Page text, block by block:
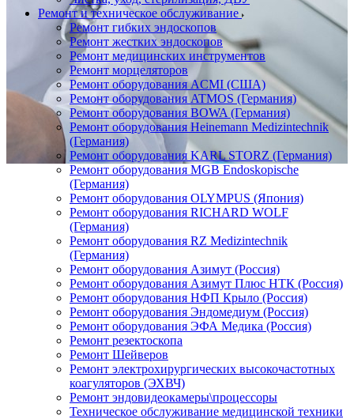
Ремонт и техническое обслуживание
Ремонт гибких эндоскопов
Ремонт жестких эндоскопов
Ремонт медицинских инструментов
Ремонт морцеляторов
Ремонт оборудования ACMI (США)
Ремонт оборудования ATMOS (Германия)
Ремонт оборудования BOWA (Германия)
Ремонт оборудования Heinemann Medizintechnik
(Германия)
Ремонт оборудования KARL STORZ (Германия)
Ремонт оборудования MGB Endoskopische
(Германия)
Ремонт оборудования OLYMPUS (Япония)
Ремонт оборудования RICHARD WOLF
(Германия)
Ремонт оборудования RZ Medizintechnik
(Германия)
Ремонт оборудования Азимут (Россия)
Ремонт оборудования Азимут Плюс НТК (Россия)
Ремонт оборудования НФП Крыло (Россия)
Ремонт оборудования Эндомедиум (Россия)
Ремонт оборудования ЭФА Медика (Россия)
Ремонт резектоскопа
Ремонт Шейверов
Ремонт электрохирургических высокочастотных
коагуляторов (ЭХВЧ)
Ремонт эндовидеокамеры\процессоры
Техническое обслуживание медицинской техники